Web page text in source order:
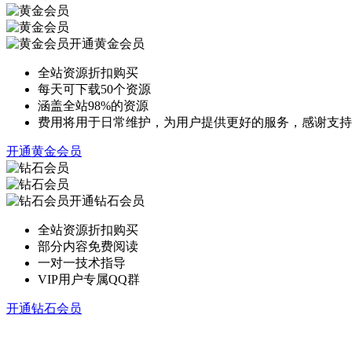
开通黄金会员
全站资源折扣购买
每天可下载50个资源
涵盖全站98%的资源
费用将用于日常维护，为用户提供更好的服务，感谢支持
开通黄金会员
开通钻石会员
全站资源折扣购买
部分内容免费阅读
一对一技术指导
VIP用户专属QQ群
开通钻石会员